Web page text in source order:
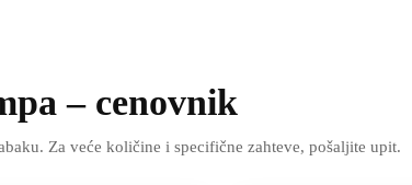
– cenovnik
Za veće količine i specifične zahteve, pošaljite upit.